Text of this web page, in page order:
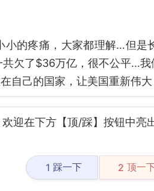
的疼痛，大家都理解…但是
欠了$36万亿，很不公平…
自己的国家，让美国重新伟
迎在下方【顶/踩】按钮中亮
1 踩一下 2 顶一